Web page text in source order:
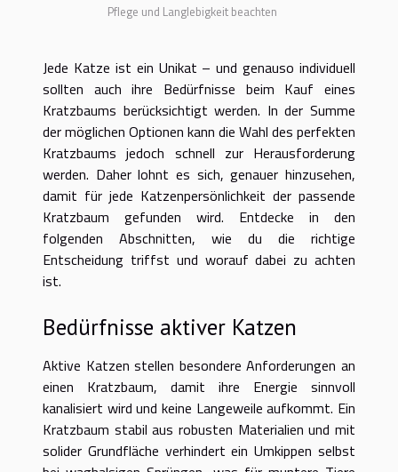
Pflege und Langlebigkeit beachten
Jede Katze ist ein Unikat – und genauso individuell
sollten auch ihre Bedürfnisse beim Kauf eines
Kratzbaums berücksichtigt werden. In der Summe
der möglichen Optionen kann die Wahl des perfekten
Kratzbaums jedoch schnell zur Herausforderung
werden. Daher lohnt es sich, genauer hinzusehen,
damit für jede Katzenpersönlichkeit der passende
Kratzbaum gefunden wird. Entdecke in den
folgenden Abschnitten, wie du die richtige
Entscheidung triffst und worauf dabei zu achten
ist.
Bedürfnisse aktiver Katzen
Aktive Katzen stellen besondere Anforderungen an
einen Kratzbaum, damit ihre Energie sinnvoll
kanalisiert wird und keine Langeweile aufkommt. Ein
Kratzbaum stabil aus robusten Materialien und mit
solider Grundfläche verhindert ein Umkippen selbst